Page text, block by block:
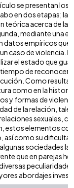
se presentan los
en dos etapas; la
teórica acerca de la
mediante una
datos empíricos que
caso de violencia.
el estado que
de reconocer
Como
como en la
y formas de
de la relación,
sexuales,
estos elementos
así como su
sociedades la
que en parejas
abordajes